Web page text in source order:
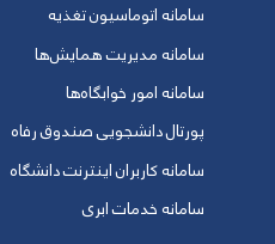
سامانه اتوماسیون تغذیه
سامانه مدیریت همایش‌ها
سامانه امور خوابگاه‌ها
پورتال دانشجویی صندوق رفاه
سامانه کاربران اینترنت دانشگاه
سامانه خدمات ابری